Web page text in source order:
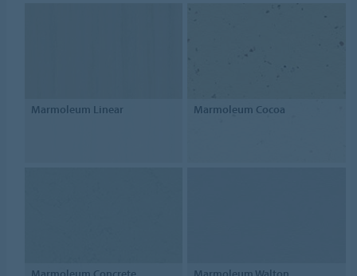
Marmoleum Linear Marmoleum Cocoa